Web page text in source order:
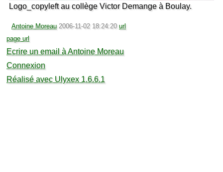
Logo_copyleft au collège Victor Demange à Boulay.
Antoine Moreau 2006-11-02 18:24:20 url
page url
Ecrire un email à Antoine Moreau
Connexion
Réalisé avec Ulyxex 1.6.6.1